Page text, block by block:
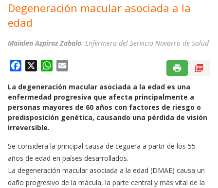
Degeneración macular asociada a la
edad
Maialen Azpiroz Zabalo. Enfermera del Servicio Navarro de Salud
c
e
b
o
k
W
a
t
s
p
a
i
l
La degeneración macular asociada a la edad es una
enfermedad progresiva que afecta principalmente a
personas mayores de 60 años con factores de riesgo o
predisposición genética, causando una pérdida de visión
irreversible.
Se considera la principal causa de ceguera a partir de los 55
años de edad en países desarrollados.
La degeneración macular asociada a la edad (DMAE) causa un
daño progresivo de la mácula, la parte central y más vital de la